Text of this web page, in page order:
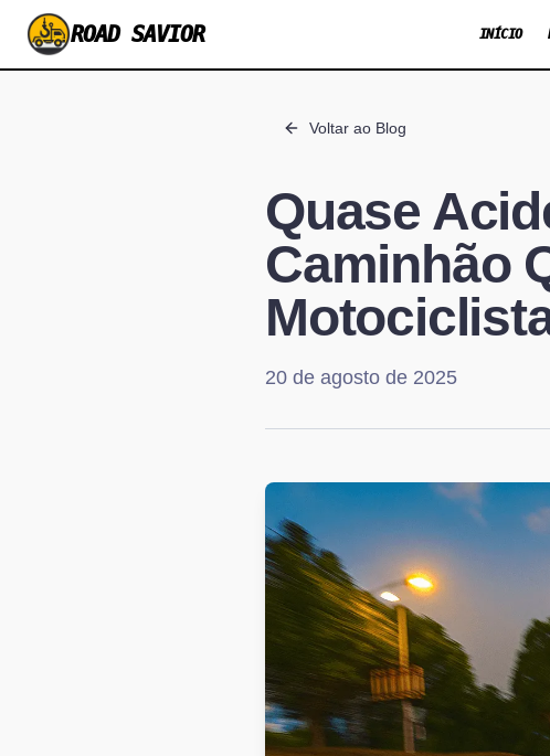
ROAD SAVIOR INÍCIO
Voltar ao Blog
Quase
Caminhão
20 de agosto de 2025